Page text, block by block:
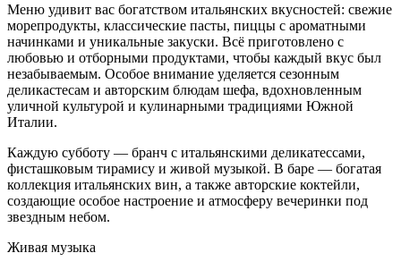
Меню удивит вас богатством итальянских вкусностей: свежие
морепродукты, классические пасты, пиццы с ароматными
начинками и уникальные закуски. Всё приготовлено с
любовью и отборными продуктами, чтобы каждый вкус был
незабываемым. Особое внимание уделяется сезонным
деликастесам и авторским блюдам шефа, вдохновленным
уличной культурой и кулинарными традициями Южной
Италии.
Каждую субботу — бранч с итальянскими деликатессами,
фисташковым тирамису и живой музыкой. В баре — богатая
коллекция итальянских вин, а также авторские коктейли,
создающие особое настроение и атмосферу вечеринки под
звездным небом.
Живая музыка